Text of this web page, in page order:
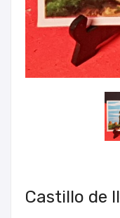
Castillo de